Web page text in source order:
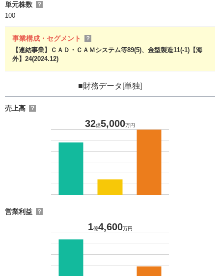
単元株数 ？
100
事業構成・セグメント ？
【連結事業】ＣＡＤ・ＣＡＭシステム等89(5)、金型製造11(-1)【海
外】24(2024.12)
■財務データ[単独]
売上高 ？
32億5,000万円
営業利益 ？
1億4,600万円